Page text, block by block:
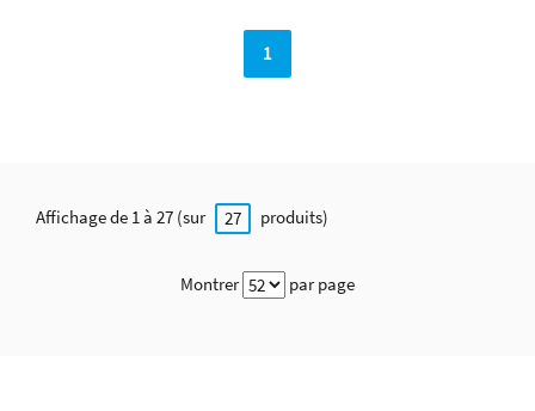
1
Affichage de 1 à 27 (sur 27 produits)
Montrer par page